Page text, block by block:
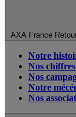
AXA France
Notre
Nos chiffres
Nos
Notre
Nos